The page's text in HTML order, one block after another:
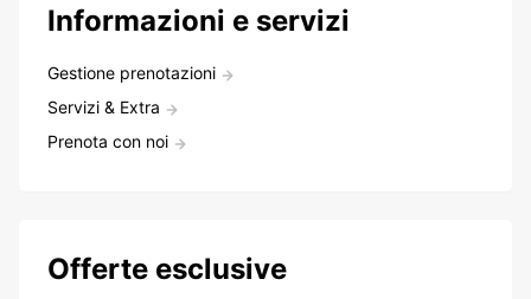
Informazioni e servizi
Gestione prenotazioni
Servizi & Extra
Prenota con noi
Offerte esclusive